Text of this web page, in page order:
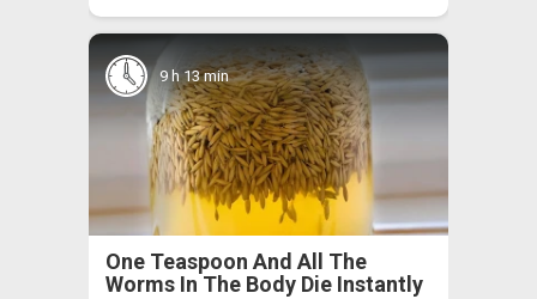
9 h 13 min
One Teaspoon And All The
Worms In The Body Die Instantly